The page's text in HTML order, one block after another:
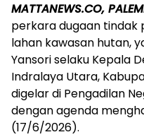
MATTANEWS.CO,
perkara dugaan tindak
lahan kawasan hutan,
Yansori selaku Kepala
Indralaya Utara,
digelar di Pengadilan
dengan agenda
(17/6/2026).